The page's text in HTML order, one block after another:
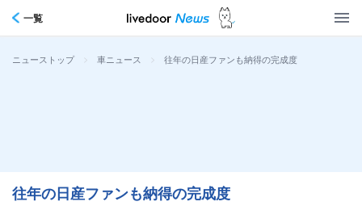
一覧
ニューストップ > 車ニュース > 往年の日産ファンも納得の完成度
往年の日産ファンも納得の完成度